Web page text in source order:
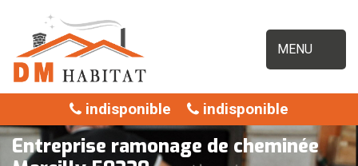
MENU
indisponible indisponible
Entreprise ramonage de cheminée